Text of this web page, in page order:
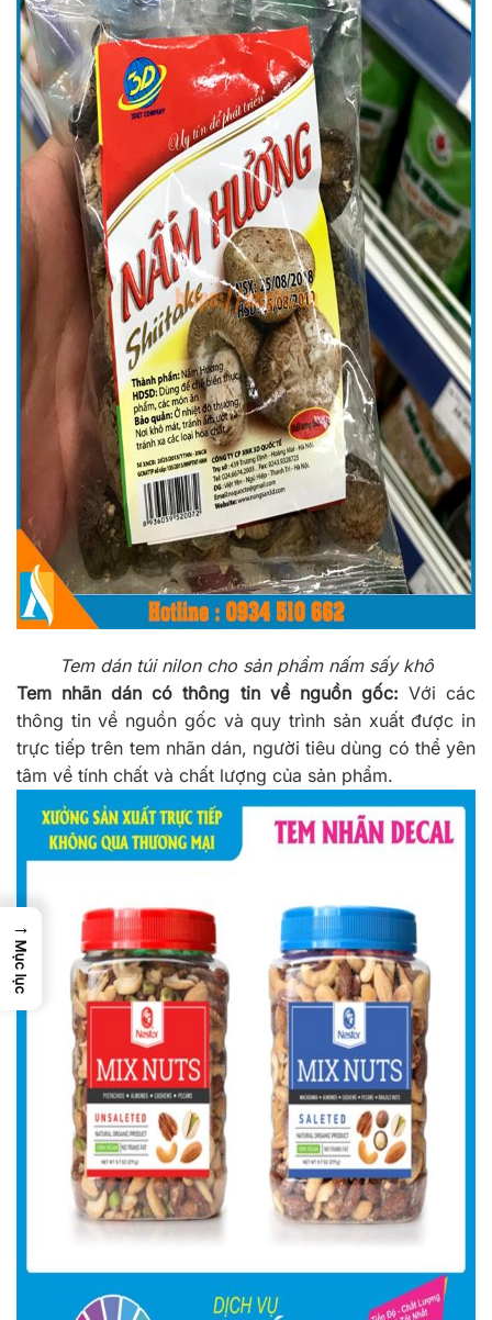
Tem dán túi nilon cho sản phẩm nấm sấy khô
Tem nhãn dán có thông tin về nguồn gốc: Với các
thông tin về nguồn gốc và quy trình sản xuất được in
trực tiếp trên tem nhãn dán, người tiêu dùng có thể yên
tâm về tính chất và chất lượng của sản phẩm.
→
Mục lục